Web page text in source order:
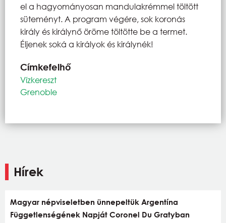
el a hagyományosan mandulakrémmel töltött
süteményt. A program végére, sok koronás
király és királynő öröme töltötte be a termet.
Éljenek soká a királyok és királynék!
Címkefelhő
Vízkereszt
Grenoble
Hírek
Magyar népviseletben ünnepeltük Argentína
Függetlenségének Napját Coronel Du Gratyban